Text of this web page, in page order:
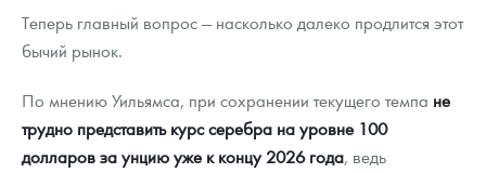
Теперь главный вопрос — насколько далеко продлится этот
бычий рынок.
По мнению Уильямса, при сохранении текущего темпа не
трудно представить курс серебра на уровне 100
долларов за унцию уже к концу 2026 года, ведь